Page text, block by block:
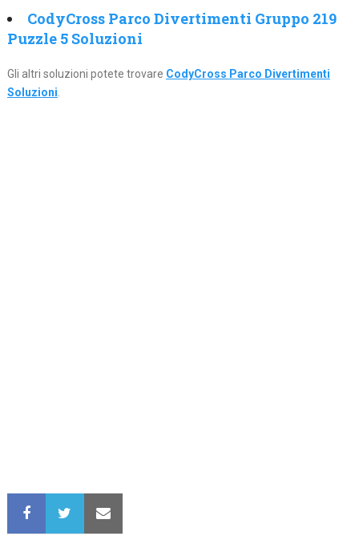
CodyCross Parco Divertimenti Gruppo 219
Puzzle 5 Soluzioni
Gli altri soluzioni potete trovare CodyCross Parco Divertimenti
Soluzioni.